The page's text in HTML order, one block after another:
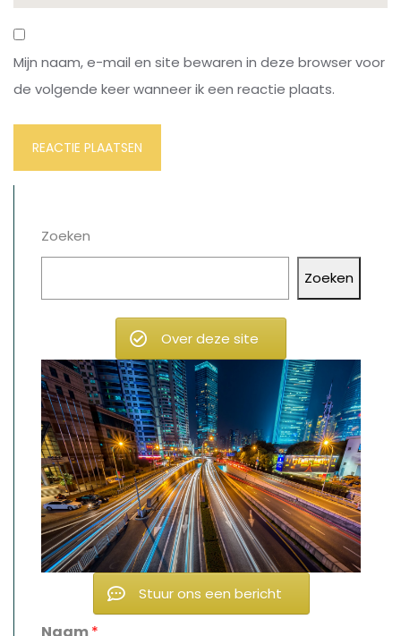
Mijn naam, e-mail en site bewaren in deze browser voor
de volgende keer wanneer ik een reactie plaats.
Zoeken
Zoeken
Over deze site
Stuur ons een bericht
Naam*